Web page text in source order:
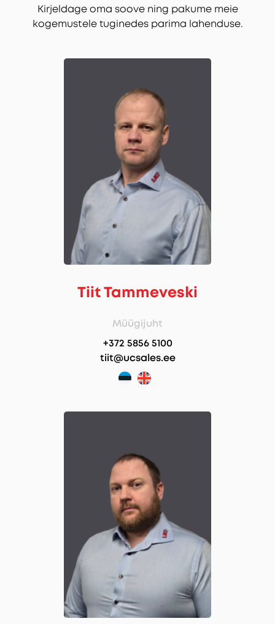
Kirjeldage oma soove ning pakume meie
kogemustele tuginedes parima lahenduse.
Tiit Tammeveski
Müügijuht
+372 5856 5100
tiit@ucsales.ee